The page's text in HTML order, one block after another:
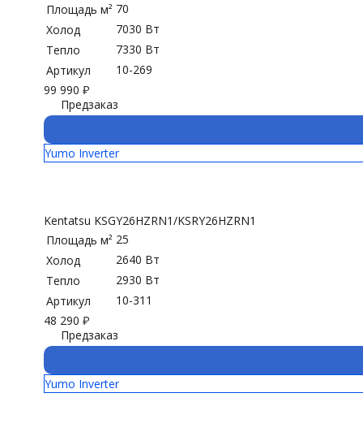
Площадь м² 70
Холод
7030 Вт
Тепло
7330 Вт
Артикул
10-269
99 990 ₽
Предзаказ
Yumo Inverter
Kentatsu KSGY26HZRN1/KSRY26HZRN1
Площадь м² 25
Холод
2640 Вт
Тепло
2930 Вт
Артикул
10-311
48 290 ₽
Предзаказ
Yumo Inverter